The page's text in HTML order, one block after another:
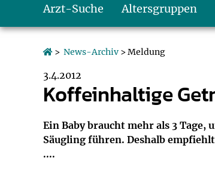
Arzt-Suche Altersgruppen
Link-
> News-Archiv > Meldung
3.4.2012
Koffeinhaltige
Ein Baby braucht mehr als 3 Tage,
Säugling führen. Deshalb
....